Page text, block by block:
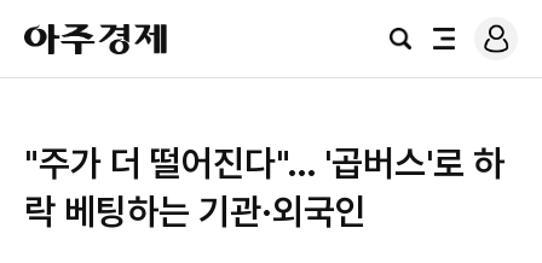
아
주
경
검
전
로
그
"주가 더 떨어진다"… '곱버스'로 하
락 베팅하는 기관·외국인